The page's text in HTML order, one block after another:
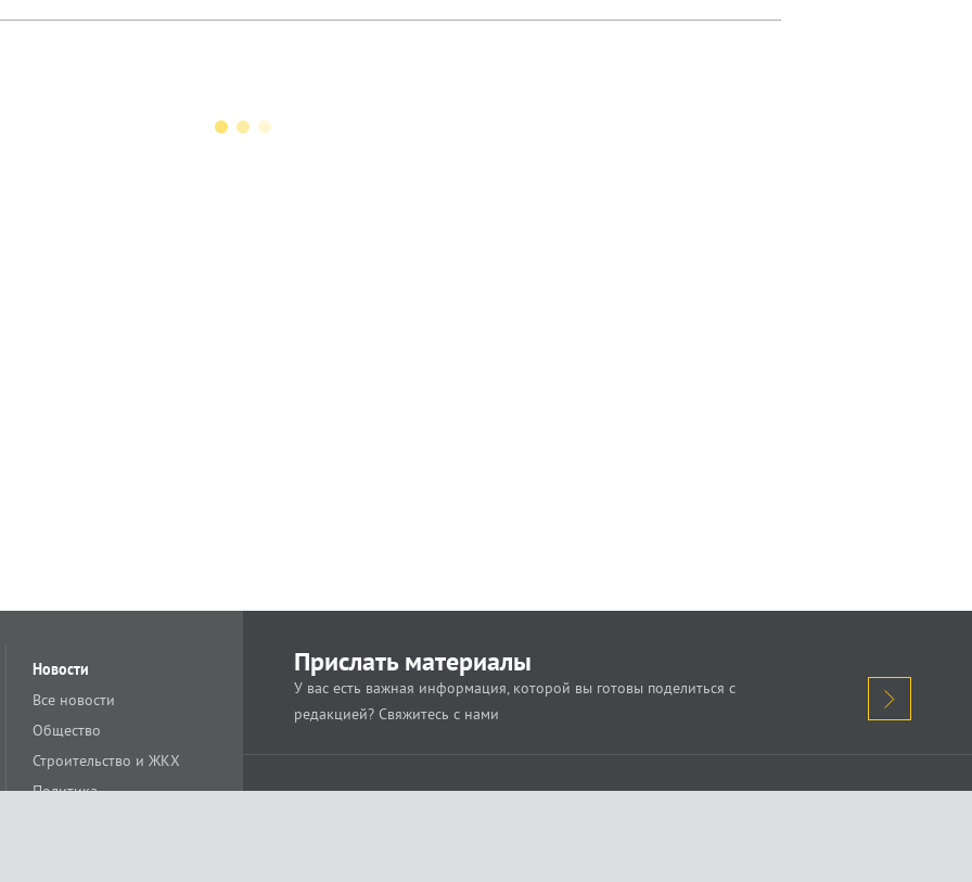
Новости
Все новости
Общество
Строительство и ЖКХ
Политика
Прислать материалы
У вас есть важная информация, которой вы готовы поделиться с
редакцией? Свяжитесь с нами